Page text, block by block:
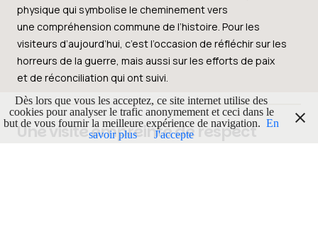
physique qui symbolise le cheminement vers
une compréhension commune de l’histoire. Pour les
visiteurs d’aujourd’hui, c’est l’occasion de réfléchir sur les
horreurs de la guerre, mais aussi sur les efforts de paix
et de réconciliation qui ont suivi.
Une visite empreinte de respect
Dès lors que vous les acceptez, ce site internet utilise des
cookies pour analyser le trafic anonymement et ceci dans le
but de vous fournir la meilleure expérience de navigation. En
savoir plus
J'accepte